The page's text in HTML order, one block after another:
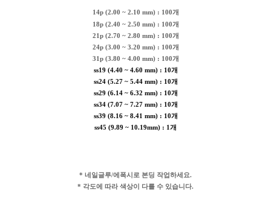
14p (2.00 ~ 2.10 mm) : 100개
18p (2.40 ~ 2.50 mm) : 100개
21p (2.70 ~ 2.80 mm) : 100개
24p (3.00 ~ 3.20 mm) : 100개
31p (3.80 ~ 4.00 mm) : 100개
ss19 (4.40 ~ 4.60 mm) : 10개
ss24 (5.27 ~ 5.44 mm) : 10개
ss29 (6.14 ~ 6.32 mm) : 10개
ss34 (7.07 ~ 7.27 mm) : 10개
ss39 (8.16 ~ 8.41 mm) : 10개
ss45 (9.89 ~ 10.19mm) : 1개
* 네일글루/에폭시로 본딩 작업하세요.
* 각도에 따라 색상이 다를 수 있습니다.